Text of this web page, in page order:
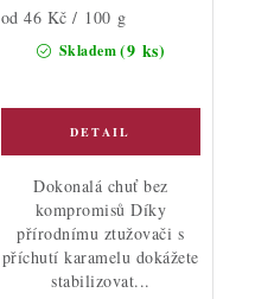
Skladem(9 ks)
Měrná
od 46 Kč / 100 g
Dokonalá chuť bez
kompromisů Díky
přírodnímu ztužovači s
příchutí karamelu dokážete
stabilizovat...